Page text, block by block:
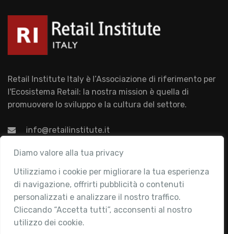
Diamo valore alla tua privacy
Utilizziamo i cookie per migliorare la tua esperienza
di navigazione, offrirti pubblicità o contenuti
personalizzati e analizzare il nostro traffico.
Cliccando “Accetta tutti”, acconsenti al nostro
utilizzo dei cookie.
Retail Institute Italy è l’Associazione di riferimento per
l'Ecosistema Retail: la nostra mission è quella di
promuovere lo sviluppo e la cultura del settore.
info@retailinstitute.it
Associazione
Chi siamo
Attività
Contatti
Area Riservata